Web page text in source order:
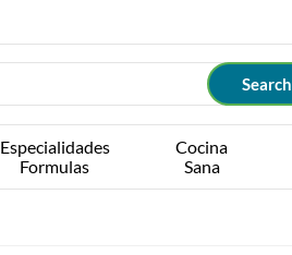
Especialidades
Formulas
Cocina
Sana